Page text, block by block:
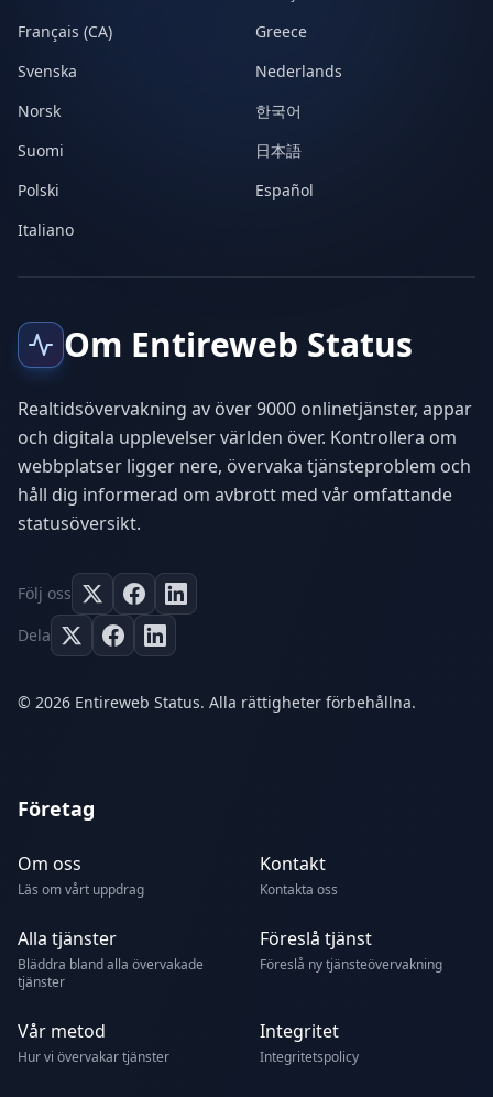
Français (CA)
Greece
Svenska
Nederlands
Norsk
한국어
Suomi
日本語
Polski
Español
Italiano
Om Entireweb Status
Realtidsövervakning av över 9000 onlinetjänster, appar
och digitala upplevelser världen över. Kontrollera om
webbplatser ligger nere, övervaka tjänsteproblem och
håll dig informerad om avbrott med vår omfattande
statusöversikt.
Följ oss
Dela
© 2026 Entireweb Status. Alla rättigheter förbehållna.
Företag
Om oss
Läs om vårt uppdrag
Kontakt
Kontakta oss
Alla tjänster
Bläddra bland alla övervakade
tjänster
Föreslå tjänst
Föreslå ny tjänsteövervakning
Vår metod
Hur vi övervakar tjänster
Integritet
Integritetspolicy